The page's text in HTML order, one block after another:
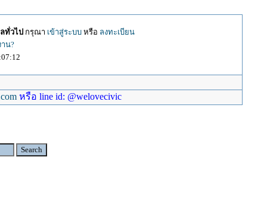
ทั่วไป กรุณา เข้าสู่ระบบหรือ ลงทะเบียน
น?
หรือ line id: @welovecivic